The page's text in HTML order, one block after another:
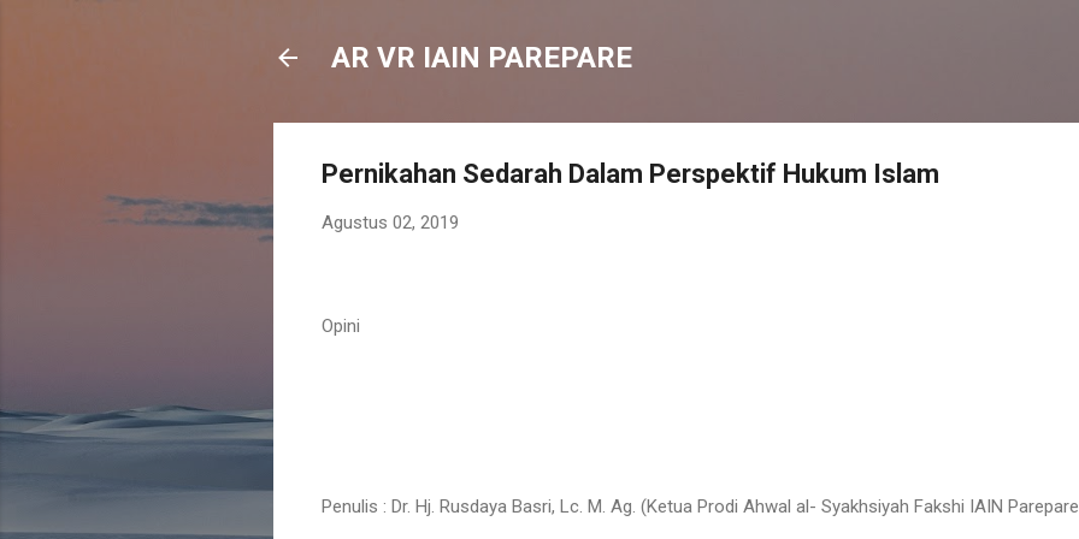
AR VR IAIN PAREPARE
Pernikahan Sedarah Dalam Perspektif Hukum Islam
Agustus 02, 2019
Opini
Penulis : Dr. Hj. Rusdaya Basri, Lc. M. Ag. (Ketua Prodi Ahwal al- Syakhsiyah Fakshi IAIN